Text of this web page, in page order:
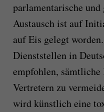
parlamentarische
Austausch ist auf
auf Eis gelegt
Dienststellen in
empfohlen,
Vertretern zu
wird künstlich eine